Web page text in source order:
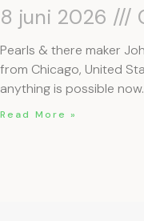
8 juni 2026
Pearls & there maker
from Chicago, United
anything is possible
Read More »